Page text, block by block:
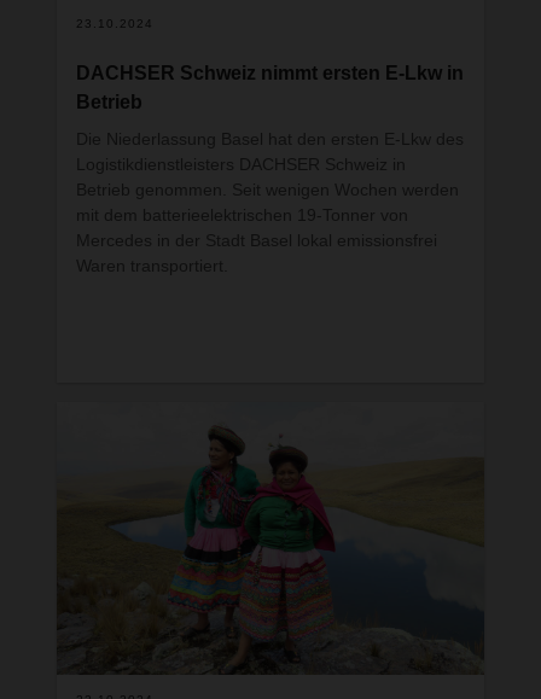
23.10.2024
DACHSER Schweiz nimmt ersten E-Lkw in
Betrieb
Die Niederlassung Basel hat den ersten E-Lkw des
Logistikdienstleisters DACHSER Schweiz in
Betrieb genommen. Seit wenigen Wochen werden
mit dem batterieelektrischen 19-Tonner von
Mercedes in der Stadt Basel lokal emissionsfrei
Waren transportiert.